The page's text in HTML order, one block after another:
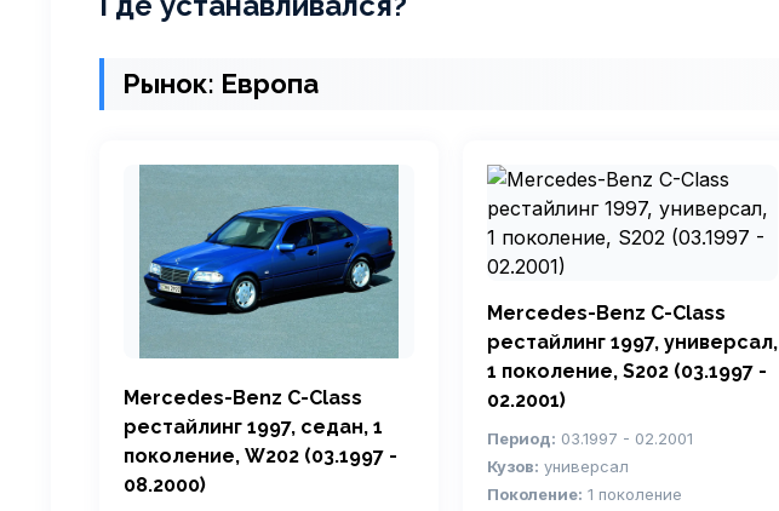
Рынок: Европа
Mercedes-Benz C-Class
рестайлинг 1997, седан, 1
поколение, W202 (03.1997 -
08.2000)
Mercedes-Benz C-Class
рестайлинг 1997, универсал,
1 поколение, S202 (03.1997 -
02.2001)
Период: 03.1997 - 02.2001
Кузов: универсал
Поколение: 1 поколение